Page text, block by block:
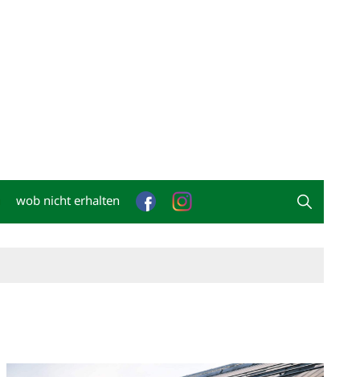
wob nicht erhalten